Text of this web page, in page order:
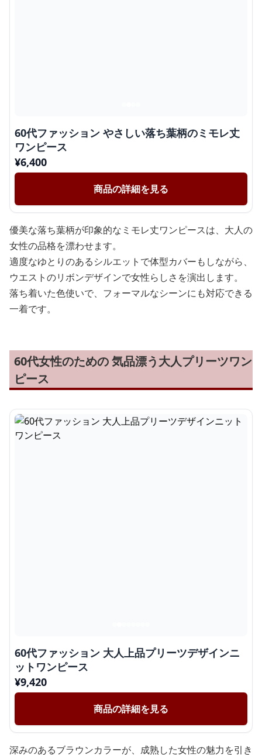
60代ファッション やさしい落ち葉柄のミモレ丈
ワンピース
¥6,400
商品の詳細を見る
優美な落ち葉柄が印象的なミモレ丈ワンピースは、大人の
女性の品格を漂わせます。
適度なゆとりのあるシルエットで体型カバーもしながら、
ウエストのリボンデザインで女性らしさを演出します。
落ち着いた色使いで、フォーマルなシーンにも対応できる
一着です。
60代女性のための 気品漂う大人プリーツワン
ピース
60代ファッション 大人上品プリーツデザインニ
ットワンピース
¥9,420
商品の詳細を見る
深みのあるブラウンカラーが、成熟した女性の魅力を引き